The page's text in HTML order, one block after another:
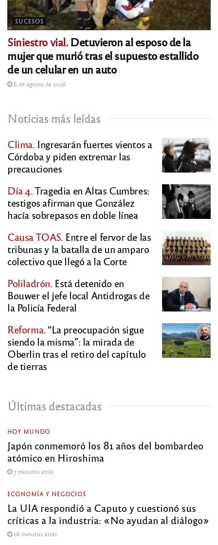
SUCESOS
Siniestro vial.Detuvieron al esposo de la
mujer que murió tras el supuesto estallido
de un celular en un auto
6 de agosto de 2026
Noticias más leídas
Clima. Ingresarán fuertes vientos a
Córdoba y piden extremar las
precauciones
Día 4.Tragedia en Altas Cumbres:
testigos afirman que González
hacía sobrepasos en doble línea
Causa TOAS. Entre el fervor de las
tribunas y la batalla de un amparo
colectivo que llegó a la Corte
Poliladrón. Está detenido en
Bouwer el jefe local Antidrogas de
la Policía Federal
Reforma. “La preocupación sigue
siendo la misma”: la mirada de
Oberlin tras el retiro del capítulo
de tierras
Últimas destacadas
HOY MUNDO
Japón conmemoró los 81 años del bombardeo
atómico en Hiroshima
7 minutos atrás
ECONOMÍA Y NEGOCIOS
La UIA respondió a Caputo y cuestionó sus
críticas a la industria: «No ayudan al diálogo»
18 minutos atrás